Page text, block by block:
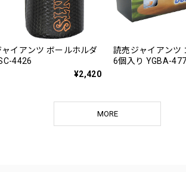
イアンツ ボールホルダ
4426
¥2,420
読売ジャイアンツ
6個入り YGBA-
MORE